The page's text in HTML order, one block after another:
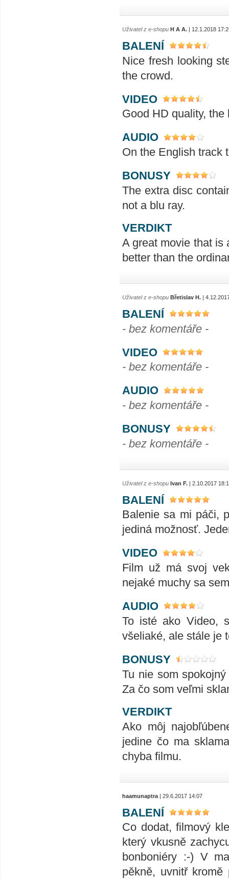
Uživatel z e-shopu H A A. | 12.1.2018
BALENÍ
Nice fresh looking
the crowd.
VIDEO
Good HD quality,
AUDIO
On the English track
BONUSY
The extra disc
not a blu ray.
VERDIKT
A great movie that is
better than the
Uživatel z e-shopu Břetislav H. |
BALENÍ
- bez komentáře -
VIDEO
- bez komentáře -
AUDIO
- bez komentáře -
BONUSY
- bez komentáře -
Uživatel z e-shopu Ivan F. | 2.10.2017
BALENÍ
Balenie sa mi páči,
jediná možnosť.
VIDEO
Film už má svoj
nejaké muchy sa
AUDIO
To isté ako Video,
všeliaké, ale stále je
BONUSY
Tu nie som
Za čo som veľmi
VERDIKT
Ako môj
jedine čo ma
chyba filmu.
haamunaptra | 29.6.2017 14:07
BALENÍ
Co dodat, filmový
který vkusně
bonboniéry :-) V
pěkně, uvnitř